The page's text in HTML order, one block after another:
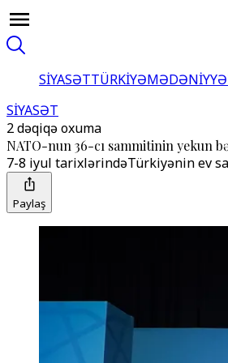
SİYASƏTTÜRKİYƏ
SİYASƏT
2 dəqiqə oxuma
NATO-nun 36-cı sammitinin yekun
7-8 iyul tarixlərindəTürkiyənin ev
Paylaş